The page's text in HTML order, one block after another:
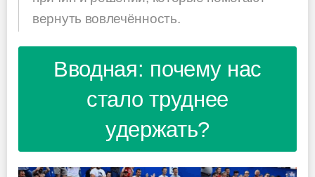
вернуть вовлечённость.
Вводная: почему нас
стало труднее
удержать?